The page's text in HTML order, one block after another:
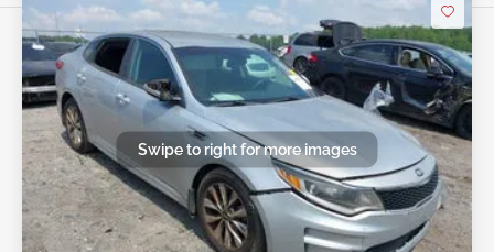
Swipe to right for more images